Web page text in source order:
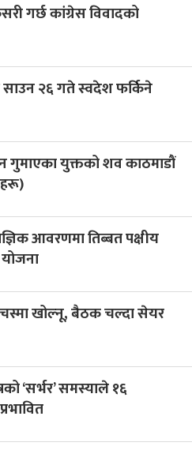
गर्छ कांग्रेस विवादको
साउन २६ गते स्वदेश फर्किने
गुमाएका युक्तको शव काठमाडौं
आवरणमा तिब्बत पक्षीय
खोल्नू, बैठक चल्दा सेयर
‘सर्भर’ समस्याले १६